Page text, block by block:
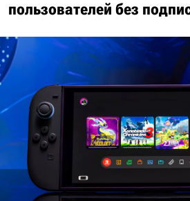
пользователей без